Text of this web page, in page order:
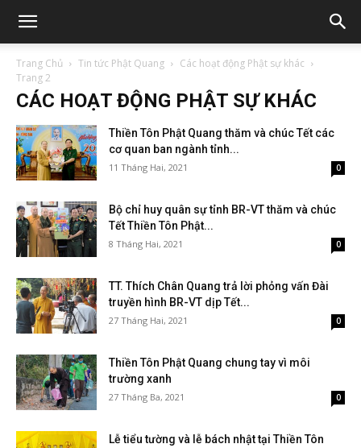
Trang Chủ Tin tức Phật Quang
Các hoạt động Phật sự khác
Trang 2
CÁC HOẠT ĐỘNG PHẬT SỰ KHÁC
Thiền Tôn Phật Quang thăm và chúc Tết các
cơ quan ban ngành tỉnh...
11 Tháng Hai, 2021 0
Bộ chỉ huy quân sự tỉnh BR-VT thăm và chúc
Tết Thiền Tôn Phật...
8 Tháng Hai, 2021 0
TT. Thích Chân Quang trả lời phỏng vấn Đài
truyền hình BR-VT dịp Tết...
27 Tháng Hai, 2021 0
Thiền Tôn Phật Quang chung tay vì môi
trường xanh
27 Tháng Ba, 2021 0
Lễ tiểu tường và lễ bách nhật tại Thiền Tôn